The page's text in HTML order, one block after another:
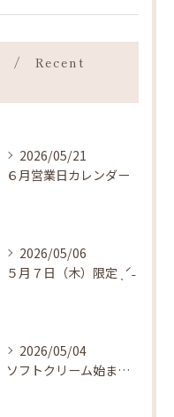
Recent
2026/05/21
６月営業日カレンダー
2026/05/06
５月７日（木）限定 ˎˊ˗
2026/05/04
ソフトクリーム始まりました ˎˊ˗